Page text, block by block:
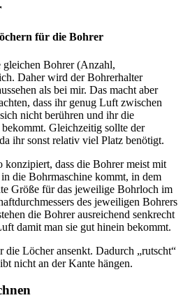
für die Bohrer
Bohrer (Anzahl,
Daher wird der Bohrerhalter
als bei mir. Das macht aber
dass ihr genug Luft zwischen
nicht berühren und ihr die
Gleichzeitig sollte der
ihr sonst relativ viel Platz benötigt.
konzipiert, dass die Bohrer meist mit
die Bohrmaschine kommt, in dem
Größe für das jeweilige Bohrloch im
des jeweiligen Bohrers
die Bohrer ausreichend senkrecht
damit man sie gut hinein bekommt.
die Löcher ansenkt. Dadurch „rutscht“
nicht an der Kante hängen.